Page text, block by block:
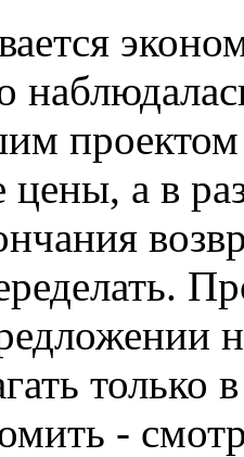
а в
только
-